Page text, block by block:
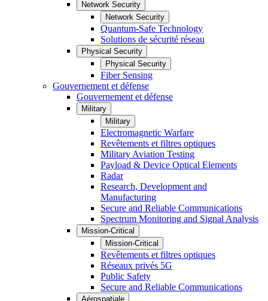
Network Security
Network Security
Quantum-Safe Technology
Solutions de sécurité réseau
Physical Security
Physical Security
Fiber Sensing
Gouvernement et défense
Gouvernement et défense
Military
Military
Electromagnetic Warfare
Revêtements et filtres optiques
Military Aviation Testing
Payload & Device Optical Elements
Radar
Research, Development and
Manufacturing
Secure and Reliable Communications
Spectrum Monitoring and Signal Analysis
Mission-Critical
Mission-Critical
Revêtements et filtres optiques
Réseaux privés 5G
Public Safety
Secure and Reliable Communications
Aérospatiale